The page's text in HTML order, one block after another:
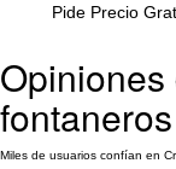
Pide Precio
Miles de usuarios confían en